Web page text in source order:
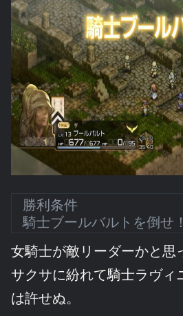
勝利条件
騎士ブールバルトを倒せ！
女騎士が敵リーダーかと思
サクサに紛れて騎士ラヴィ
は許せぬ。